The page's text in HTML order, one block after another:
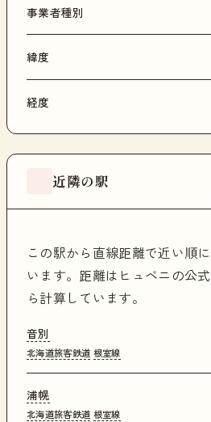
事業者種別
緯度
経度
近隣の駅
この駅から直線距離で近い順
います。距離はヒュベニの公
ら計算しています。
音別
北海道旅客鉄道 根室線
浦幌
北海道旅客鉄道 根室線